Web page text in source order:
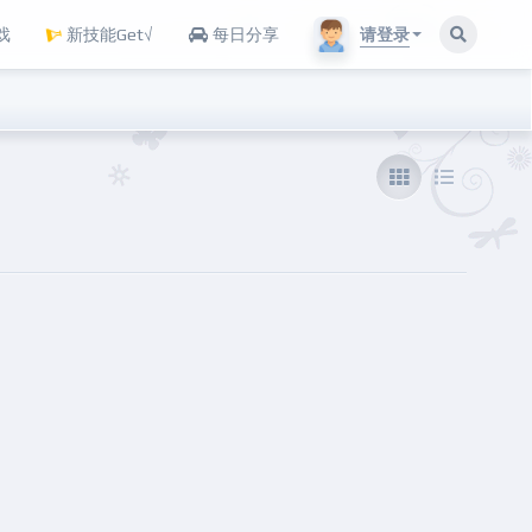
新技能Get√ 每日分享 请登录